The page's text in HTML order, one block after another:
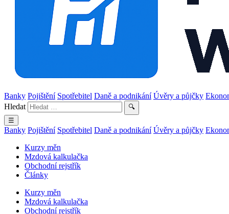
Banky Pojištění Spotřebitel Daně a podnikání Úvěry a půjčky
Hledat
🔍
☰
Banky Pojištění Spotřebitel Daně a podnikání Úvěry a půjčky
Kurzy měn
Mzdová kalkulačka
Obchodní rejstřík
Články
Kurzy měn
Mzdová kalkulačka
Obchodní rejstřík